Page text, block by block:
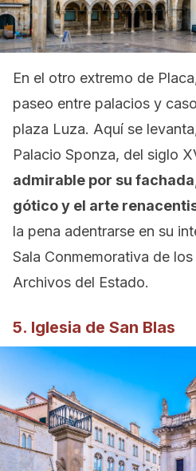
En el otro extremo de
paseo entre palacios y
plaza Luza. Aquí se
Palacio Sponza, del siglo
admirable por su
gótico y el arte
la pena adentrarse en su
Sala Conmemorativa de
Archivos del Estado.
5. Iglesia de San Blas